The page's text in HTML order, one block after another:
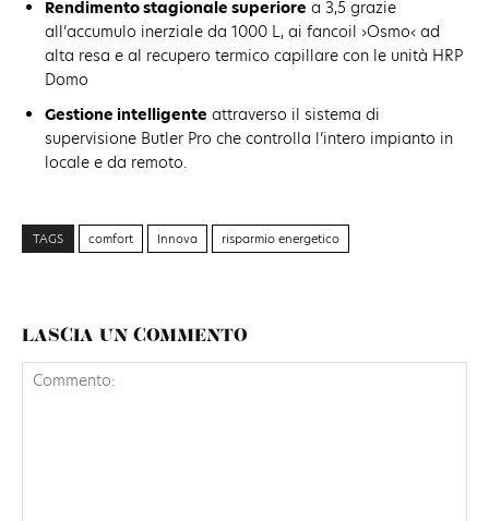
Rendimento stagionale superiore a 3,5 grazie
all’accumulo inerziale da 1000 L, ai fancoil ›Osmo‹ ad
alta resa e al recupero termico capillare con le unità HRP
Domo
Gestione intelligente attraverso il sistema di
supervisione Butler Pro che controlla l’intero impianto in
locale e da remoto.
TAGS comfort Innova risparmio energetico
LASCIA UN COMMENTO